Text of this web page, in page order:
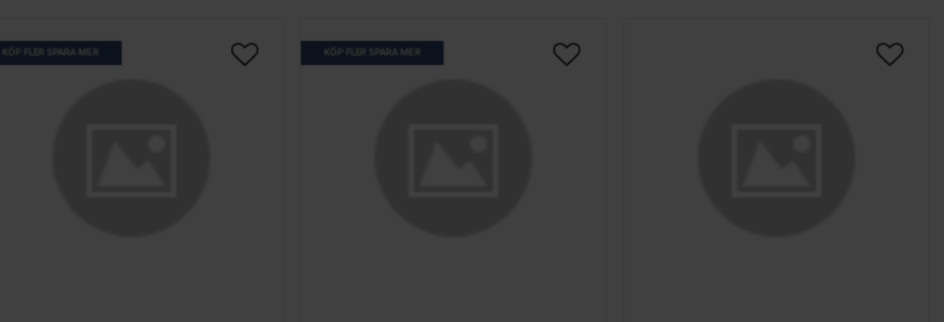
KÖP FLER SPARA MER
Lägg till i önskelista
KÖP FLER SPARA MER
Lägg till i önskelista Lägg